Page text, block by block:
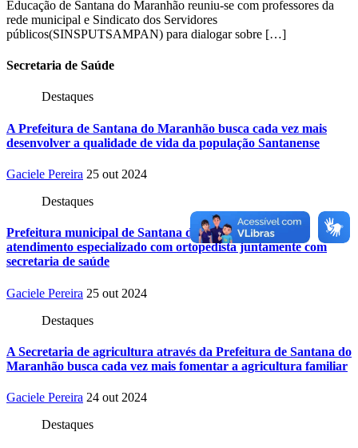
Educação de Santana do Maranhão reuniu-se com professores da
rede municipal e Sindicato dos Servidores
públicos(SINSPUTSAMPAN) para dialogar sobre […]
Secretaria de Saúde
Destaques
A Prefeitura de Santana do Maranhão busca cada vez mais
desenvolver a qualidade de vida da população Santanense
Gaciele Pereira 25 out 2024
Destaques
Prefeitura municipal de Santana do Maranhão oferece
atendimento especializado com ortopedista juntamente com
secretaria de saúde
Gaciele Pereira 25 out 2024
Destaques
A Secretaria de agricultura através da Prefeitura de Santana do
Maranhão busca cada vez mais fomentar a agricultura familiar
Gaciele Pereira 24 out 2024
Destaques